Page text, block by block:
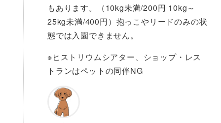
もあります。（10kg未満/200円 10kg～
25kg未満/400円）抱っこやリードのみの状
態では入園できません。
※ヒストリウムシアター、ショップ・レス
トランはペットの同伴NG